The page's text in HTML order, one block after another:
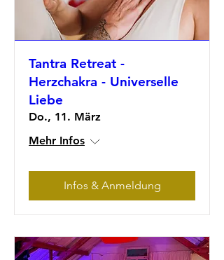
Tantra Retreat -
Herzchakra - Universelle
Liebe
Do., 11. März
Mehr Infos
Infos & Anmeldung